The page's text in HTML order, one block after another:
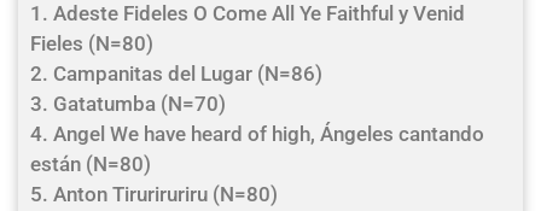
1. Adeste Fideles O Come All Ye Faithful y Venid
Fieles (N=80)
2. Campanitas del Lugar (N=86)
3. Gatatumba (N=70)
4. Angel We have heard of high, Ángeles cantando
están (N=80)
5. Anton Tiruriruriru (N=80)